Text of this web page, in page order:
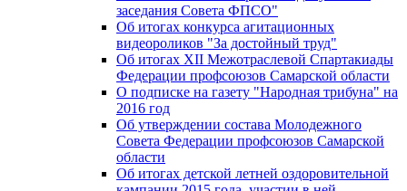
заседания Совета ФПСО"
Об итогах конкурса агитационных
видеороликов "За достойный труд"
Об итогах XII Межотраслевой Спартакиады
Федерации профсоюзов Самарской области
О подписке на газету "Народная трибуна" на
2016 год
Об утверждении состава Молодежного
Совета Федерации профсоюзов Самарской
области
Об итогах детской летней оздоровительной